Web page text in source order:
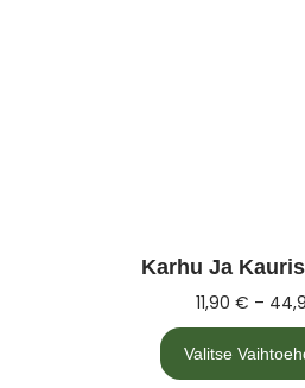
Karhu Ja
11,90 € –
Valitse